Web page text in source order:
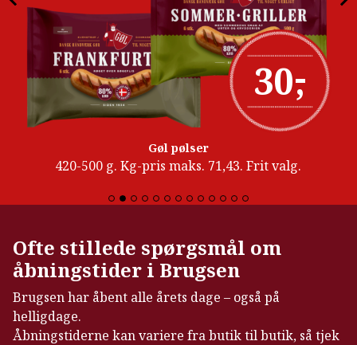
30,
-
Gøl pølser
420-500 g. Kg-pris maks. 71,43. Frit valg.
Ofte stillede spørgsmål om
åbningstider i Brugsen
Brugsen har åbent alle årets dage – også på
helligdage.
Åbningstiderne kan variere fra butik til butik, så tjek